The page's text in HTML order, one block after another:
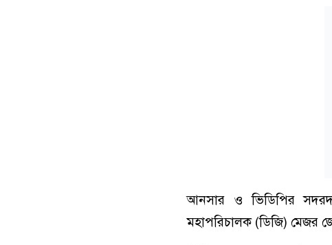
আনসার ও ভিডিপির
মহাপরিচালক (ডিজি) মেজর